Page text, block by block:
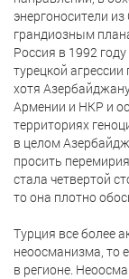
энергоносители
грандиозным
Россия в 1992
турецкой
хотя
Армении и НКР и
территориях
в целом
просить
стала четвертой
то она плотно
Турция все более
неоосманизма, то
в регионе.